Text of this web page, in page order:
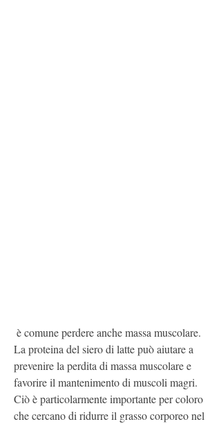
La proteina del siero di latte può aiutare a
prevenire la perdita di massa muscolare e
favorire il mantenimento di muscoli magri.
Ciò è particolarmente importante per coloro
che cercano di ridurre il grasso corporeo nel